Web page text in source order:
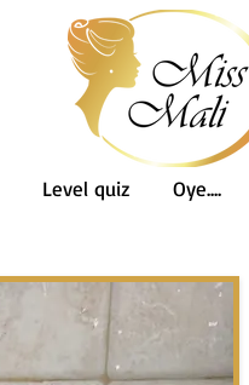
Level quiz Oye....